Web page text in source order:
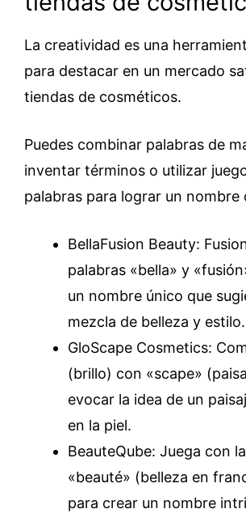
La creatividad es una
para destacar en un mercado
tiendas de cosméticos.
Puedes combinar palabras de
inventar términos o utilizar
palabras para lograr un nombre
BellaFusion Beauty:
palabras «bella» y
un nombre único que
mezcla de belleza y estilo.
GloScape Cosmetics:
(brillo) con «scape»
evocar la idea de un
en la piel.
BeauteQube: Juega con
«beauté» (belleza en
para crear un nombre